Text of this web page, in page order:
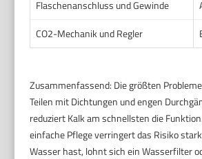
Flaschenanschluss und Gewinde
CO2-Mechanik und Regler
Zusammenfassend: Die größten
Teilen mit Dichtungen und engen
reduziert Kalk am schnellsten die
einfache Pflege verringert das Risiko
Wasser hast, lohnt sich ein Wasserfilter